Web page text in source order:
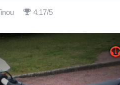
4.17/5